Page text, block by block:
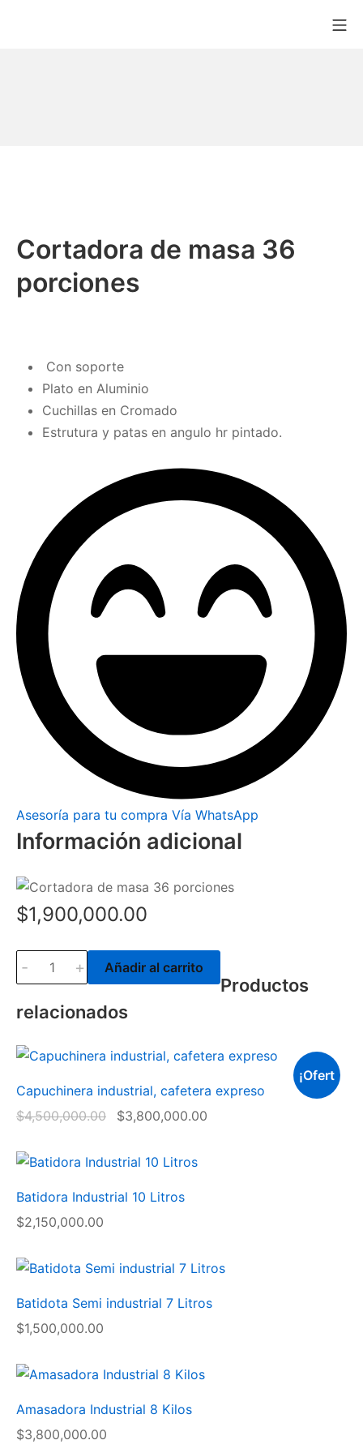
Cortadora de masa 36
porciones
Con soporte
Plato en Aluminio
Cuchillas en Cromado
Estrutura y patas en angulo hr pintado.
Asesoría para tu compra Vía WhatsApp
Información adicional
$1,900,000.00
- + Añadir al carrito
Productos
relacionados
¡Ofert
Capuchinera industrial, cafetera expreso
$4,500,000.00 $3,800,000.00
Batidora Industrial 10 Litros
$2,150,000.00
Batidota Semi industrial 7 Litros
$1,500,000.00
Amasadora Industrial 8 Kilos
$3,800,000.00